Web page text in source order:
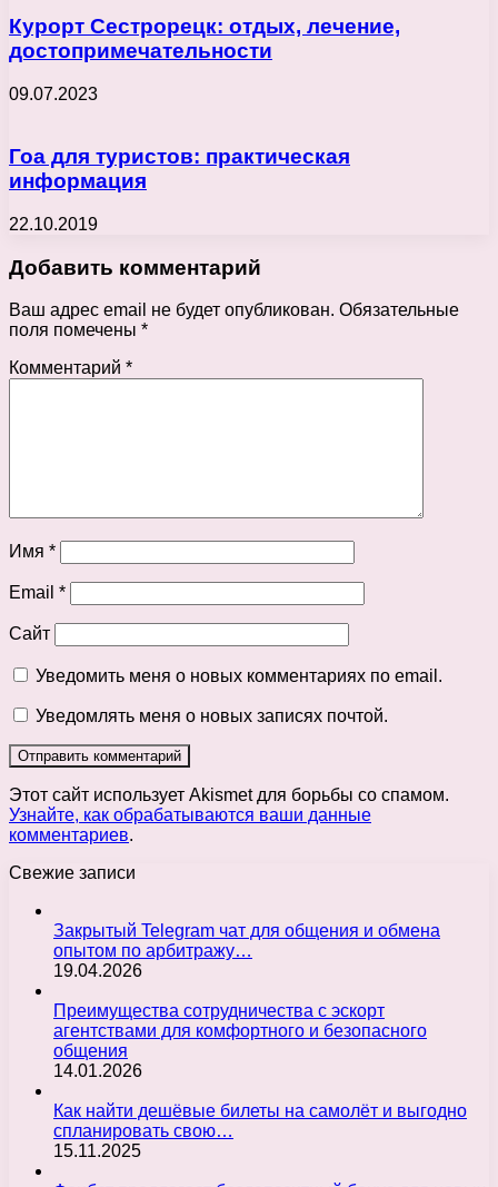
Курорт Сестрорецк: отдых, лечение,
достопримечательности
09.07.2023
Гоа для туристов: практическая
информация
22.10.2019
Добавить комментарий
Ваш адрес email не будет опубликован. Обязательные
поля помечены *
Комментарий *
Имя *
Email *
Сайт
Уведомить меня о новых комментариях по email.
Уведомлять меня о новых записях почтой.
Этот сайт использует Akismet для борьбы со спамом.
Узнайте, как обрабатываются ваши данные
комментариев.
Свежие записи
Закрытый Telegram чат для общения и обмена
опытом по арбитражу…
19.04.2026
Преимущества сотрудничества с эскорт
агентствами для комфортного и безопасного
общения
14.01.2026
Как найти дешёвые билеты на самолёт и выгодно
спланировать свою…
15.11.2025